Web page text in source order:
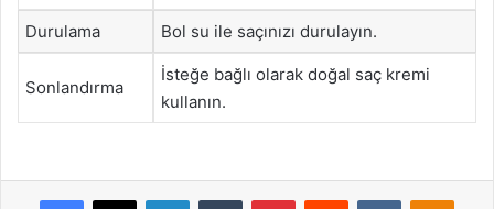
Durulama Bol su ile saçınızı durulayın.
Sonlandırma
İsteğe bağlı olarak doğal saç kremi
kullanın.
Facebook
X LinkedInTumblr PinterestReddit VKontakte